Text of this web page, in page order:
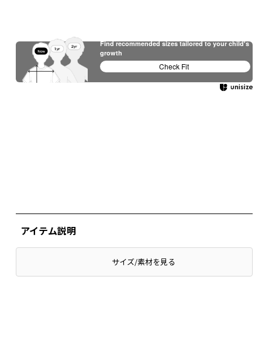
アイテム説明
サイズ/素材を見る
Find recommended sizes tailored to your child's
growth
Check Fit